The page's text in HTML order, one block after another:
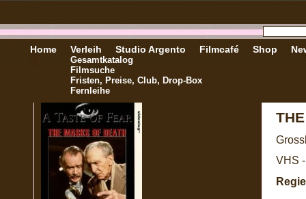
Home Verleih
Gesamtkatalog
Filmsuche
Fristen, Preise, Club, Drop-Box
Fernleihe
Studio Argento Filmcafé Shop
VHS